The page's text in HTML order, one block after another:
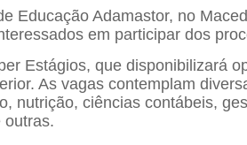
Educação Adamastor, no
em participar dos
Estágios, que disponibilizará
As vagas contemplam
nutrição, ciências contábeis,
outras.